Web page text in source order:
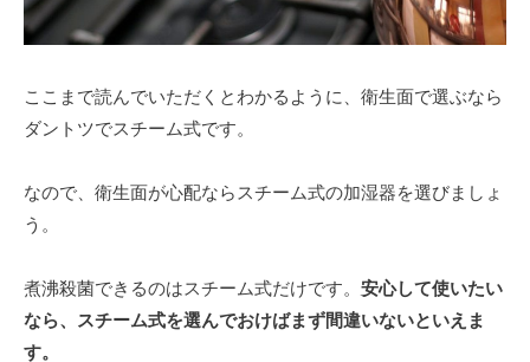
ここまで読んでいただくとわかるように、衛生面で選ぶなら
ダントツでスチーム式です。
なので、衛生面が心配ならスチーム式の加湿器を選びましょ
う。
煮沸殺菌できるのはスチーム式だけです。安心して使いたい
なら、スチーム式を選んでおけばまず間違いないといえま
す。